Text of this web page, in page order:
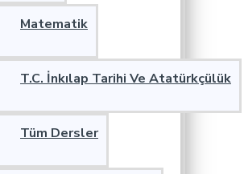
Matematik
T.C. İnkılap Tarihi Ve Atatürkçülük
Tüm Dersler